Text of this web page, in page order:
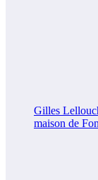
Gilles
maison de